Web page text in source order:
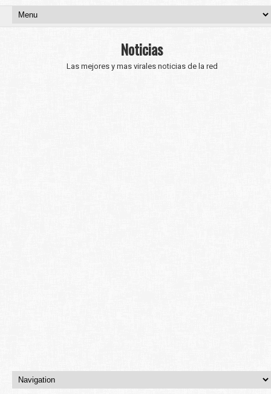
Noticias
Las mejores y mas virales noticias de la red